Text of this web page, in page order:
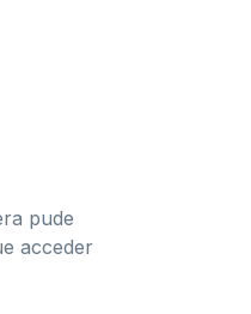
pude
acceder